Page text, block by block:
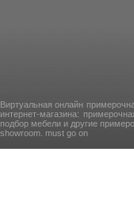
Виртуальная онлайн
интернет-магазина:
подбор мебели и другие
showroom. must go on